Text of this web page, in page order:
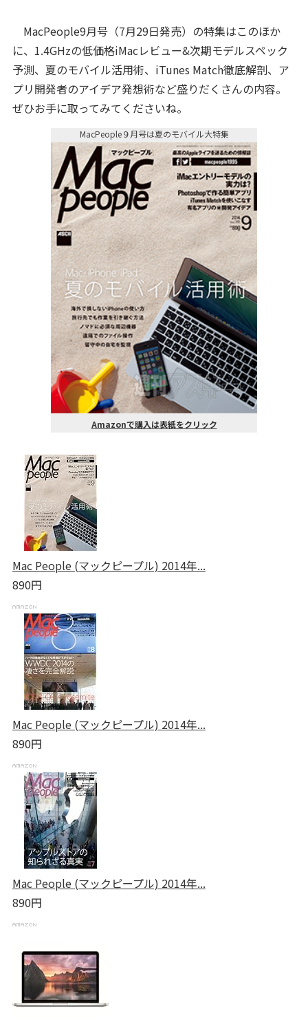
MacPeople9月号（7月29日発売）の特集はこのほか
に、1.4GHzの低価格iMacレビュー&次期モデルスペック
予測、夏のモバイル活用術、iTunes Match徹底解剖、ア
プリ開発者のアイデア発想術など盛りだくさんの内容。
ぜひお手に取ってみてくださいね。
MacPeople９月号は夏のモバイル大特集
Amazonで購入は表紙をクリック
Mac People (マックピープル) 2014年...
890円
Mac People (マックピープル) 2014年...
890円
Mac People (マックピープル) 2014年...
890円